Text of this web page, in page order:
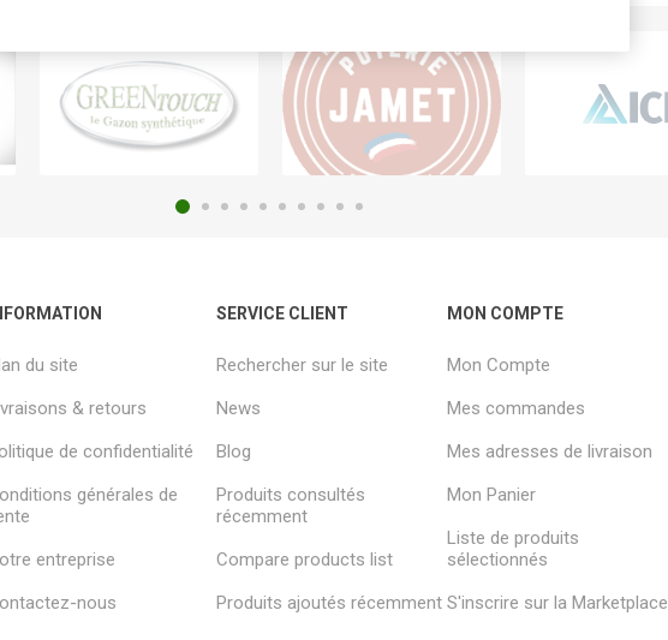
du site
& retours
de confidentialité
générales de
entreprise
nous
SERVICE CLIENT
Rechercher sur le site
News
Blog
Produits consultés
récemment
Compare products list
Produits ajoutés récemment
MON COMPTE
Mon Compte
Mes commandes
Mes adresses de livraison
Mon Panier
Liste de produits
sélectionnés
S'inscrire sur la Marketplace